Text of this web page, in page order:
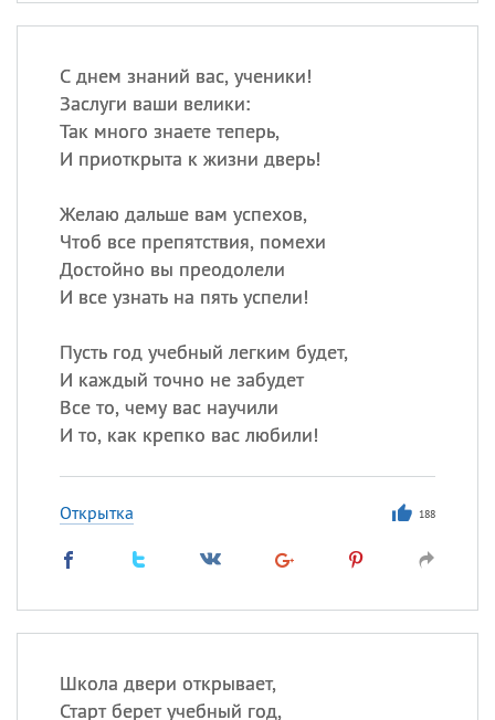
С днем знаний вас, ученики!
Заслуги ваши велики:
Так много знаете теперь,
И приоткрыта к жизни дверь!
Желаю дальше вам успехов,
Чтоб все препятствия, помехи
Достойно вы преодолели
И все узнать на пять успели!
Пусть год учебный легким будет,
И каждый точно не забудет
Все то, чему вас научили
И то, как крепко вас любили!
Открытка 188
Школа двери открывает,
Старт берет учебный год,